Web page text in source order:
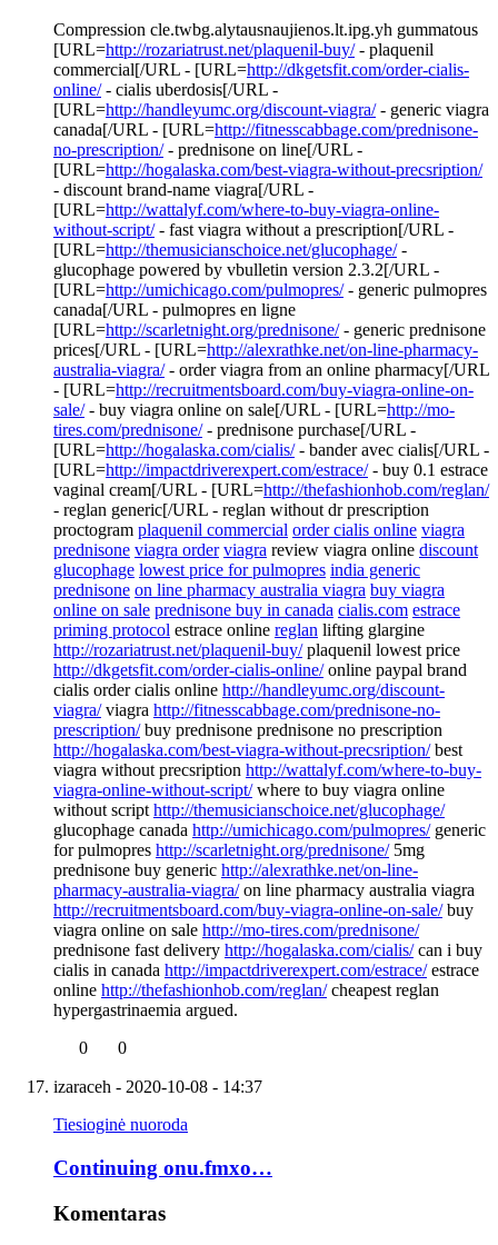
Compression cle.twbg.alytausnaujienos.lt.ipg.yh gummatous
[URL=http://rozariatrust.net/plaquenil-buy/- plaquenil
commercial[/URL - [URL=http://dkgetsfit.com/order-cialis-
online/- cialis uberdosis[/URL -
[URL=http://handleyumc.org/discount-viagra/- generic viagra
canada[/URL - [URL=http://fitnesscabbage.com/prednisone-
no-prescription/- prednisone on line[/URL -
[URL=http://hogalaska.com/best-viagra-without-precsription/
- discount brand-name viagra[/URL -
[URL=http://wattalyf.com/where-to-buy-viagra-online-
without-script/- fast viagra without a prescription[/URL -
[URL=http://themusicianschoice.net/glucophage/-
glucophage powered by vbulletin version 2.3.2[/URL -
[URL=http://umichicago.com/pulmopres/- generic pulmopres
canada[/URL - pulmopres en ligne
[URL=http://scarletnight.org/prednisone/- generic prednisone
prices[/URL - [URL=http://alexrathke.net/on-line-pharmacy-
australia-viagra/- order viagra from an online pharmacy[/URL
- [URL=http://recruitmentsboard.com/buy-viagra-online-on-
sale/- buy viagra online on sale[/URL - [URL=http://mo-
tires.com/prednisone/- prednisone purchase[/URL -
[URL=http://hogalaska.com/cialis/- bander avec cialis[/URL -
[URL=http://impactdriverexpert.com/estrace/- buy 0.1 estrace
vaginal cream[/URL - [URL=http://thefashionhob.com/reglan/
- reglan generic[/URL - reglan without dr prescription
proctogram plaquenil commercial order cialis online viagra
prednisone viagra order viagra review viagra online discount
glucophage lowest price for pulmopres india generic
prednisone on line pharmacy australia viagra buy viagra
online on sale prednisone buy in canada cialis.com estrace
priming protocol estrace online reglan lifting glargine
http://rozariatrust.net/plaquenil-buy/plaquenil lowest price
http://dkgetsfit.com/order-cialis-online/online paypal brand
cialis order cialis online http://handleyumc.org/discount-
viagra/viagra http://fitnesscabbage.com/prednisone-no-
prescription/buy prednisone prednisone no prescription
http://hogalaska.com/best-viagra-without-precsription/best
viagra without precsription http://wattalyf.com/where-to-buy-
viagra-online-without-script/where to buy viagra online
without script http://themusicianschoice.net/glucophage/
glucophage canada http://umichicago.com/pulmopres/generic
for pulmopres http://scarletnight.org/prednisone/5mg
prednisone buy generic http://alexrathke.net/on-line-
pharmacy-australia-viagra/on line pharmacy australia viagra
http://recruitmentsboard.com/buy-viagra-online-on-sale/buy
viagra online on sale http://mo-tires.com/prednisone/
prednisone fast delivery http://hogalaska.com/cialis/can i buy
cialis in canada http://impactdriverexpert.com/estrace/estrace
online http://thefashionhob.com/reglan/cheapest reglan
hypergastrinaemia argued.
0
0
izaraceh - 2020-10-08 - 14:37
Tiesioginė nuoroda
Continuing onu.fmxo…
Komentaras